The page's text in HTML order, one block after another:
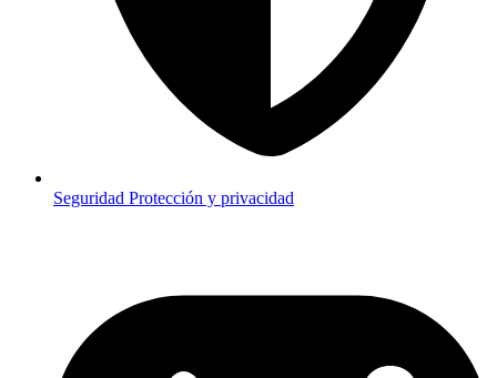
Seguridad Protección y privacidad